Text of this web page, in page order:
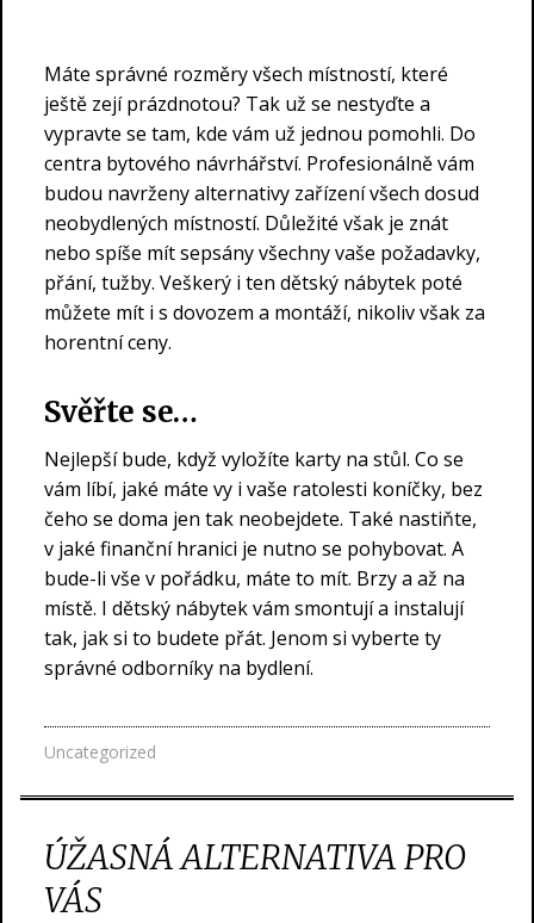
Máte správné rozměry všech místností, které
ještě zejí prázdnotou? Tak už se nestyďte a
vypravte se tam, kde vám už jednou pomohli. Do
centra bytového návrhářství. Profesionálně vám
budou navrženy alternativy zařízení všech dosud
neobydlených místností. Důležité však je znát
nebo spíše mít sepsány všechny vaše požadavky,
přání, tužby. Veškerý i ten dětský nábytek poté
můžete mít i s dovozem a montáží, nikoliv však za
horentní ceny.
Svěřte se…
Nejlepší bude, když vyložíte karty na stůl. Co se
vám líbí, jaké máte vy i vaše ratolesti koníčky, bez
čeho se doma jen tak neobejdete. Také nastiňte,
v jaké finanční hranici je nutno se pohybovat. A
bude-li vše v pořádku, máte to mít. Brzy a až na
místě. I dětský nábytek vám smontují a instalují
tak, jak si to budete přát. Jenom si vyberte ty
správné odborníky na bydlení.
Uncategorized
ÚŽASNÁ ALTERNATIVA PRO
VÁS